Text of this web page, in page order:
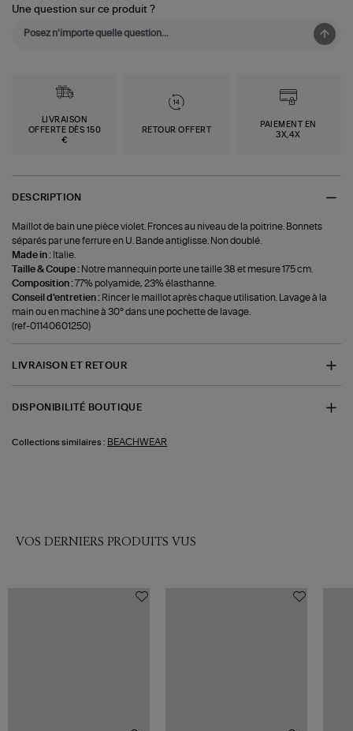
Une question sur ce produit ?
LIVRAISON
OFFERTE DÈS 150
€
RETOUR OFFERT
PAIEMENT EN
3X,4X
DESCRIPTION
Maillot de bain une pièce violet. Fronces au niveau de la poitrine. Bonnets
séparés par une ferrure en U. Bande antiglisse. Non doublé.
Made in : Italie.
Taille & Coupe : Notre mannequin porte une taille 38 et mesure 175 cm.
Composition :77% polyamide, 23% élasthanne.
Conseil d'entretien : Rincer le maillot après chaque utilisation. Lavage à la
main ou en machine à 30° dans une pochette de lavage.
(ref-01140601250)
LIVRAISON ET RETOUR
DISPONIBILITÉ BOUTIQUE
Collections similaires : BEACHWEAR
VOS DERNIERS PRODUITS VUS